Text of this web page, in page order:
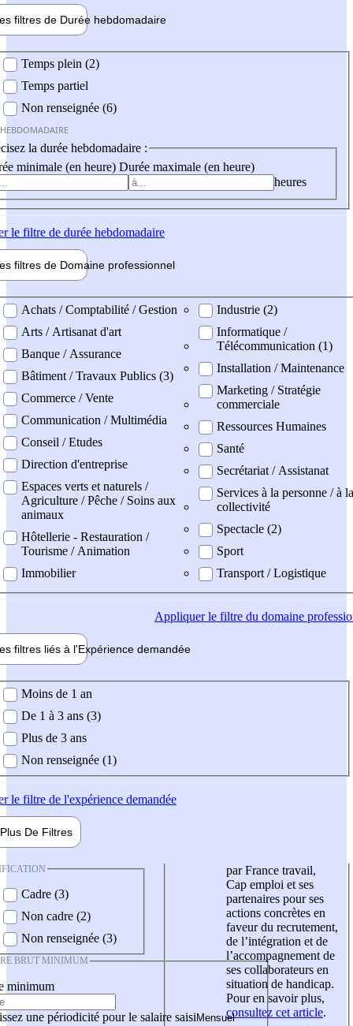
filtres de Durée hebdomadaire
Temps plein (2)
Temps partiel
Non renseignée (6)
la durée hebdomadaire :
minimale (en heure) Durée maximale (en heure)
heures
le filtre de durée hebdomadaire
filtres de Domaine professionnel
professionel
Achats / Comptabilité / Gestion
Arts / Artisanat d'art
Banque / Assurance
Bâtiment / Travaux Publics (3)
Commerce / Vente
Communication / Multimédia
Conseil / Etudes
Direction d'entreprise
Espaces verts et naturels /
Agriculture / Pêche / Soins aux
animaux
Hôtellerie - Restauration /
Tourisme / Animation
Immobilier
Industrie (2)
Informatique /
Télécommunication (1)
Installation / Maintenance
Marketing / Stratégie
commerciale
Ressources Humaines
Santé
Secrétariat / Assistanat
Services à la personne / à la
collectivité
Spectacle (2)
Sport
Transport / Logistique
Appliquerle filtre du domaine
filtres liés à l'Expérience demandée
demandée
Moins de 1 an
De 1 à 3 ans (3)
Plus de 3 ans
Non renseignée (1)
le filtre de l'expérience demandée
Plus De Filtres
Cadre (3)
Non cadre (2)
Non renseignée (3)
BRUT MINIMUM
minimum
une périodicité pour le salaire saisi
par France travail,
Cap emploi et ses
partenaires pour ses
actions concrètes en
faveur du recrutement,
de l’intégration et de
l’accompagnement de
ses collaborateurs en
situation de handicap.
Pour en savoir plus,
consultez cet article.